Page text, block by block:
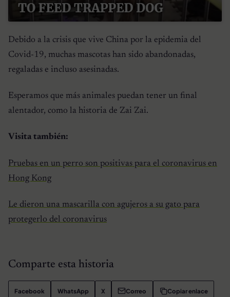
Debido a la crisis que vive China por la epidemia del
Covid-19, muchas mascotas han sido abandonadas,
regaladas e incluso asesinadas.
Esperamos que más animales puedan tener un final
alentador, como la historia de Zai Zai.
Visita también:
Pruebas en un perro son positivas para el coronavirus en
Hong Kong
Le dieron una mascarilla con agujeros a su gato para
protegerlo del coronavirus
Comparte esta historia
Facebook WhatsApp X Correo Copiar enlace